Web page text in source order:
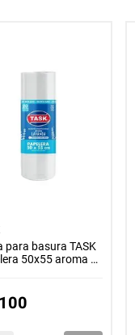
para basura TASK
50x55 aroma a